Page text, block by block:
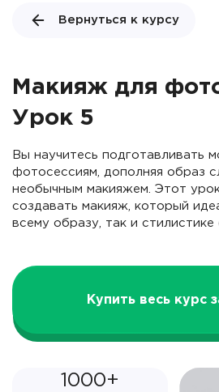
Вернуться к курсу
Макияж для
Урок 5
Вы научитесь подготавливать
фотосессиям, дополняя образ
необычным макияжем. Этот
создавать макияж, который
всему образу, так и стилистике
Купить весь курс
1000+